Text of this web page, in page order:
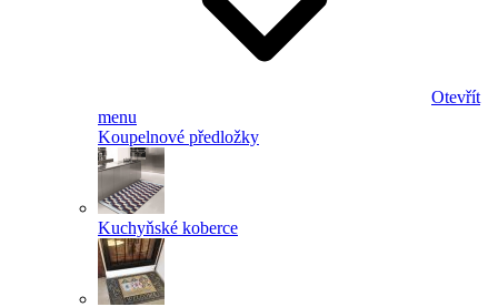
Otevřít
menu
Koupelnové předložky
Kuchyňské koberce